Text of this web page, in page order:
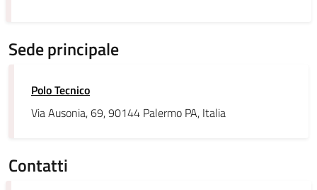
Sede principale
Polo Tecnico
Via Ausonia, 69, 90144 Palermo PA, Italia
Contatti